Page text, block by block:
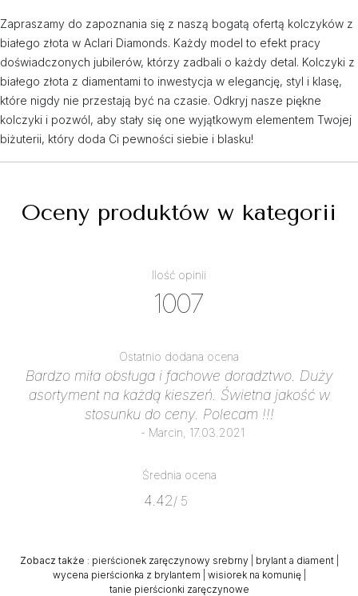
Zapraszamy do zapoznania się z naszą bogatą ofertą kolczyków z
białego złota w Aclari Diamonds. Każdy model to efekt pracy
doświadczonych jubilerów, którzy zadbali o każdy detal. Kolczyki z
białego złota z diamentami to inwestycja w elegancję, styl i klasę,
które nigdy nie przestają być na czasie. Odkryj nasze piękne
kolczyki i pozwól, aby stały się one wyjątkowym elementem Twojej
biżuterii, który doda Ci pewności siebie i blasku!
Oceny produktów w kategorii
Ilość opinii
1007
Ostatnio dodana ocena
Bardzo miła obsługa i fachowe doradztwo. Duży
asortyment na każdą kieszeń. Świetna jakość w
stosunku do ceny. Polecam !!!
- Marcin, 17.03.2021
Średnia ocena
4.42/ 5
Zobacz także : pierścionek zaręczynowy srebrny| brylant a diament|
wycena pierścionka z brylantem
wisiorek na komunię|
tanie pierścionki zaręczynowe